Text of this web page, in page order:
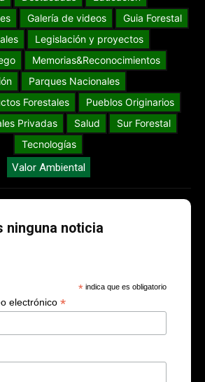
Galería de videos
Guia Forestal
Legislación y proyectos
Memorias&Reconocimientos
Parques Nacionales
Forestales
Pueblos Originarios
Privadas
Salud
Sur Forestal
Tecnologías
Valor Ambiental
ninguna noticia
* indica que es obligatorio
electrónico *